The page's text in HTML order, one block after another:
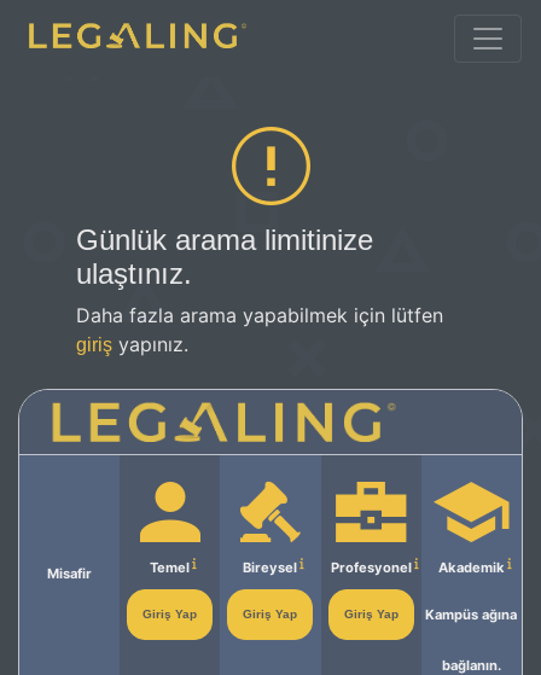
Günlük arama limitinize
ulaştınız.
Daha fazla arama yapabilmek için lütfen
giriş yapınız.
Misafir Temel
Giriş Yap
Bireysel
Giriş Yap
Profesyonel
Giriş Yap
Akademik
Kampüs ağına
bağlanın.